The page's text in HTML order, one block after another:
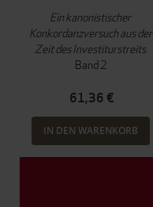
Ein kanonistischer
Konkordanzversuch aus der
Zeit des Investiturstreits
Band 2
61,36 €
IN DEN WARENKORB